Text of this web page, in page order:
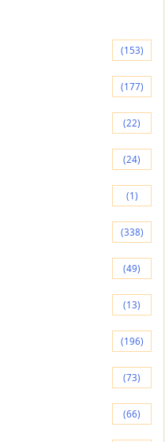
(153)
(177)
(22)
(24)
(1)
(338)
(49)
(13)
(196)
(73)
(66)